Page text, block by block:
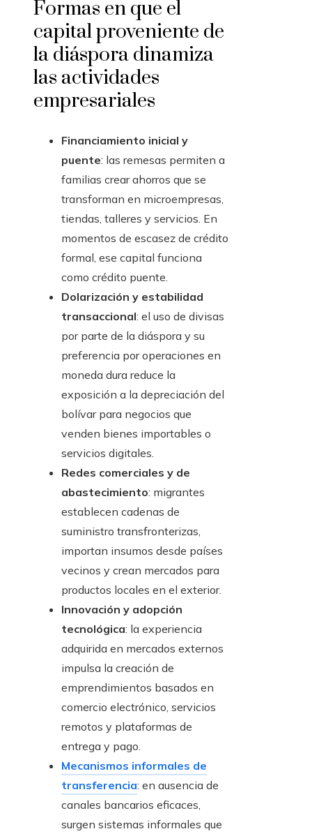
Formas en que el
capital proveniente de
la diáspora dinamiza
las actividades
empresariales
Financiamiento inicial y
puente: las remesas permiten a
familias crear ahorros que se
transforman en microempresas,
tiendas, talleres y servicios. En
momentos de escasez de crédito
formal, ese capital funciona
como crédito puente.
Dolarización y estabilidad
transaccional: el uso de divisas
por parte de la diáspora y su
preferencia por operaciones en
moneda dura reduce la
exposición a la depreciación del
bolívar para negocios que
venden bienes importables o
servicios digitales.
Redes comerciales y de
abastecimiento: migrantes
establecen cadenas de
suministro transfronterizas,
importan insumos desde países
vecinos y crean mercados para
productos locales en el exterior.
Innovación y adopción
tecnológica: la experiencia
adquirida en mercados externos
impulsa la creación de
emprendimientos basados en
comercio electrónico, servicios
remotos y plataformas de
entrega y pago.
Mecanismos informales de
transferencia: en ausencia de
canales bancarios eficaces,
surgen sistemas informales que